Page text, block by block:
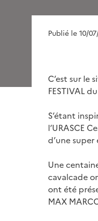
Publié le 10/
C’est sur le
FESTIVAL
S’étant
l’URASCE
d’une
Une
cavalcade
ont été
MAX